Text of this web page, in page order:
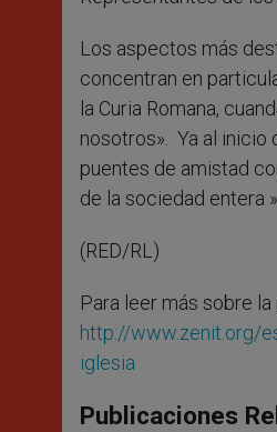
Los aspectos más
concentran en
la Curia Romana,
nosotros». Ya al inicio
puentes de amistad
de la sociedad entera
(RED/RL)
Para leer más sobre
http://www.zenit.org/
iglesia
Publicaciones